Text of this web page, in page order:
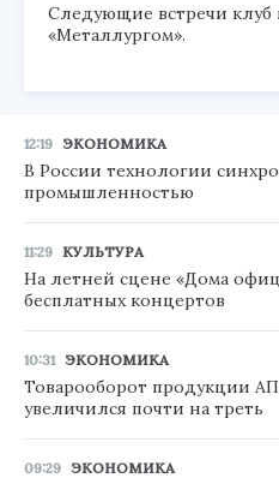
Следующие встречи клуб
«Металлургом».
12:19 ЭКОНОМИКА
В России технологии
промышленностью
11:29 КУЛЬТУРА
На летней сцене «Дома
бесплатных концертов
10:31 ЭКОНОМИКА
Товарооборот продукции
увеличился почти на треть
09:29 ЭКОНОМИКА